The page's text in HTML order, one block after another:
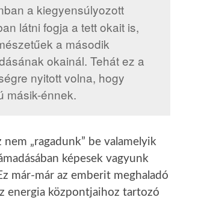
a kiegyensúlyozott
látni fogja a tett okait is,
a második
okainál. Tehát ez a
nyitott volna, hogy
másik-énnek.
„ragadunk” be valamelyik
képesek vagyunk
már-már az emberit meghaladó
energia központjaihoz tartozó